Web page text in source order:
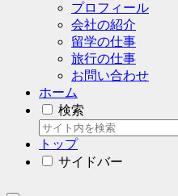
プロフィール
会社の紹介
留学の仕事
旅行の仕事
お問い合わせ
ホーム
検索
トップ
サイドバー